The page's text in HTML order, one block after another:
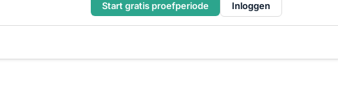
Start gratis proefperiode Inloggen